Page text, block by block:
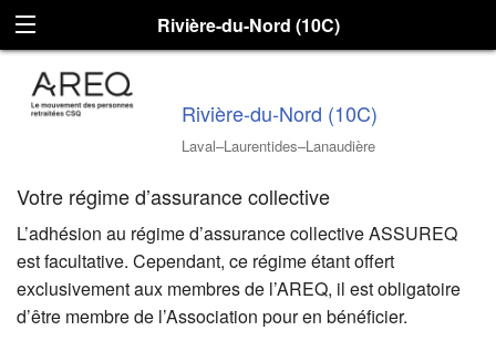
Rivière-du-Nord (10C)
Rivière-du-Nord (10C)
Laval–Laurentides–Lanaudière
Votre régime d’assurance collective
L’adhésion au régime d’assurance collective ASSUREQ
est facultative. Cependant, ce régime étant offert
exclusivement aux membres de l’AREQ, il est obligatoire
d’être membre de l’Association pour en bénéficier.